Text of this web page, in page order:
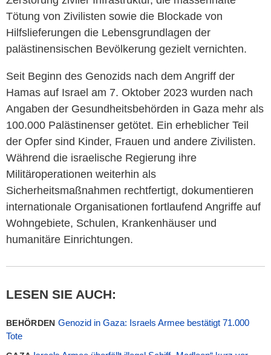
Tötung von Zivilisten sowie die Blockade von
Hilfslieferungen die Lebensgrundlagen der
palästinensischen Bevölkerung gezielt vernichten.
Seit Beginn des Genozids nach dem Angriff der
Hamas auf Israel am 7. Oktober 2023 wurden nach
Angaben der Gesundheitsbehörden in Gaza mehr als
100.000 Palästinenser getötet. Ein erheblicher Teil
der Opfer sind Kinder, Frauen und andere Zivilisten.
Während die israelische Regierung ihre
Militäroperationen weiterhin als
Sicherheitsmaßnahmen rechtfertigt, dokumentieren
internationale Organisationen fortlaufend Angriffe auf
Wohngebiete, Schulen, Krankenhäuser und
humanitäre Einrichtungen.
LESEN SIE AUCH:
BEHÖRDEN Genozid in Gaza: Israels Armee bestätigt 71.000
Tote